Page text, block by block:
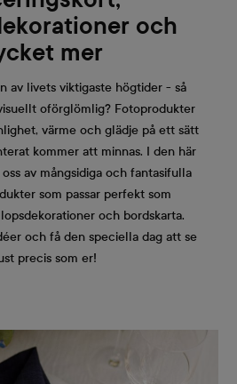
och
mer
av livets viktigaste högtider - så
oförglömlig? Fotoprodukter
värme och glädje på ett sätt
kommer att minnas. I den här
av mångsidiga och fantasifulla
som passar perfekt som
och bordskarta.
och få den speciella dag att se
precis som er!